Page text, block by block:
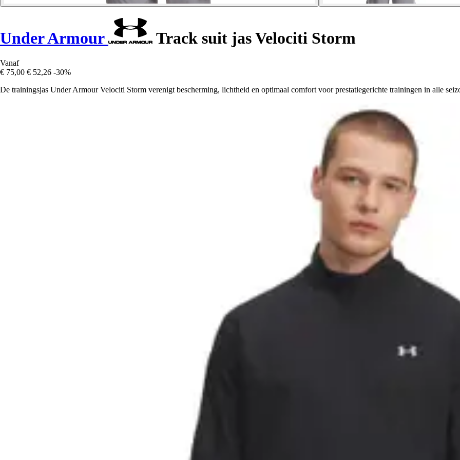
Under Armour Track suit jas Velociti Storm
Vanaf
€ 75,00 € 52,26 -30%
De trainingsjas Under Armour Velociti Storm verenigt bescherming, lichtheid en optimaal comfort voor prestatiegerichte trainingen in alle